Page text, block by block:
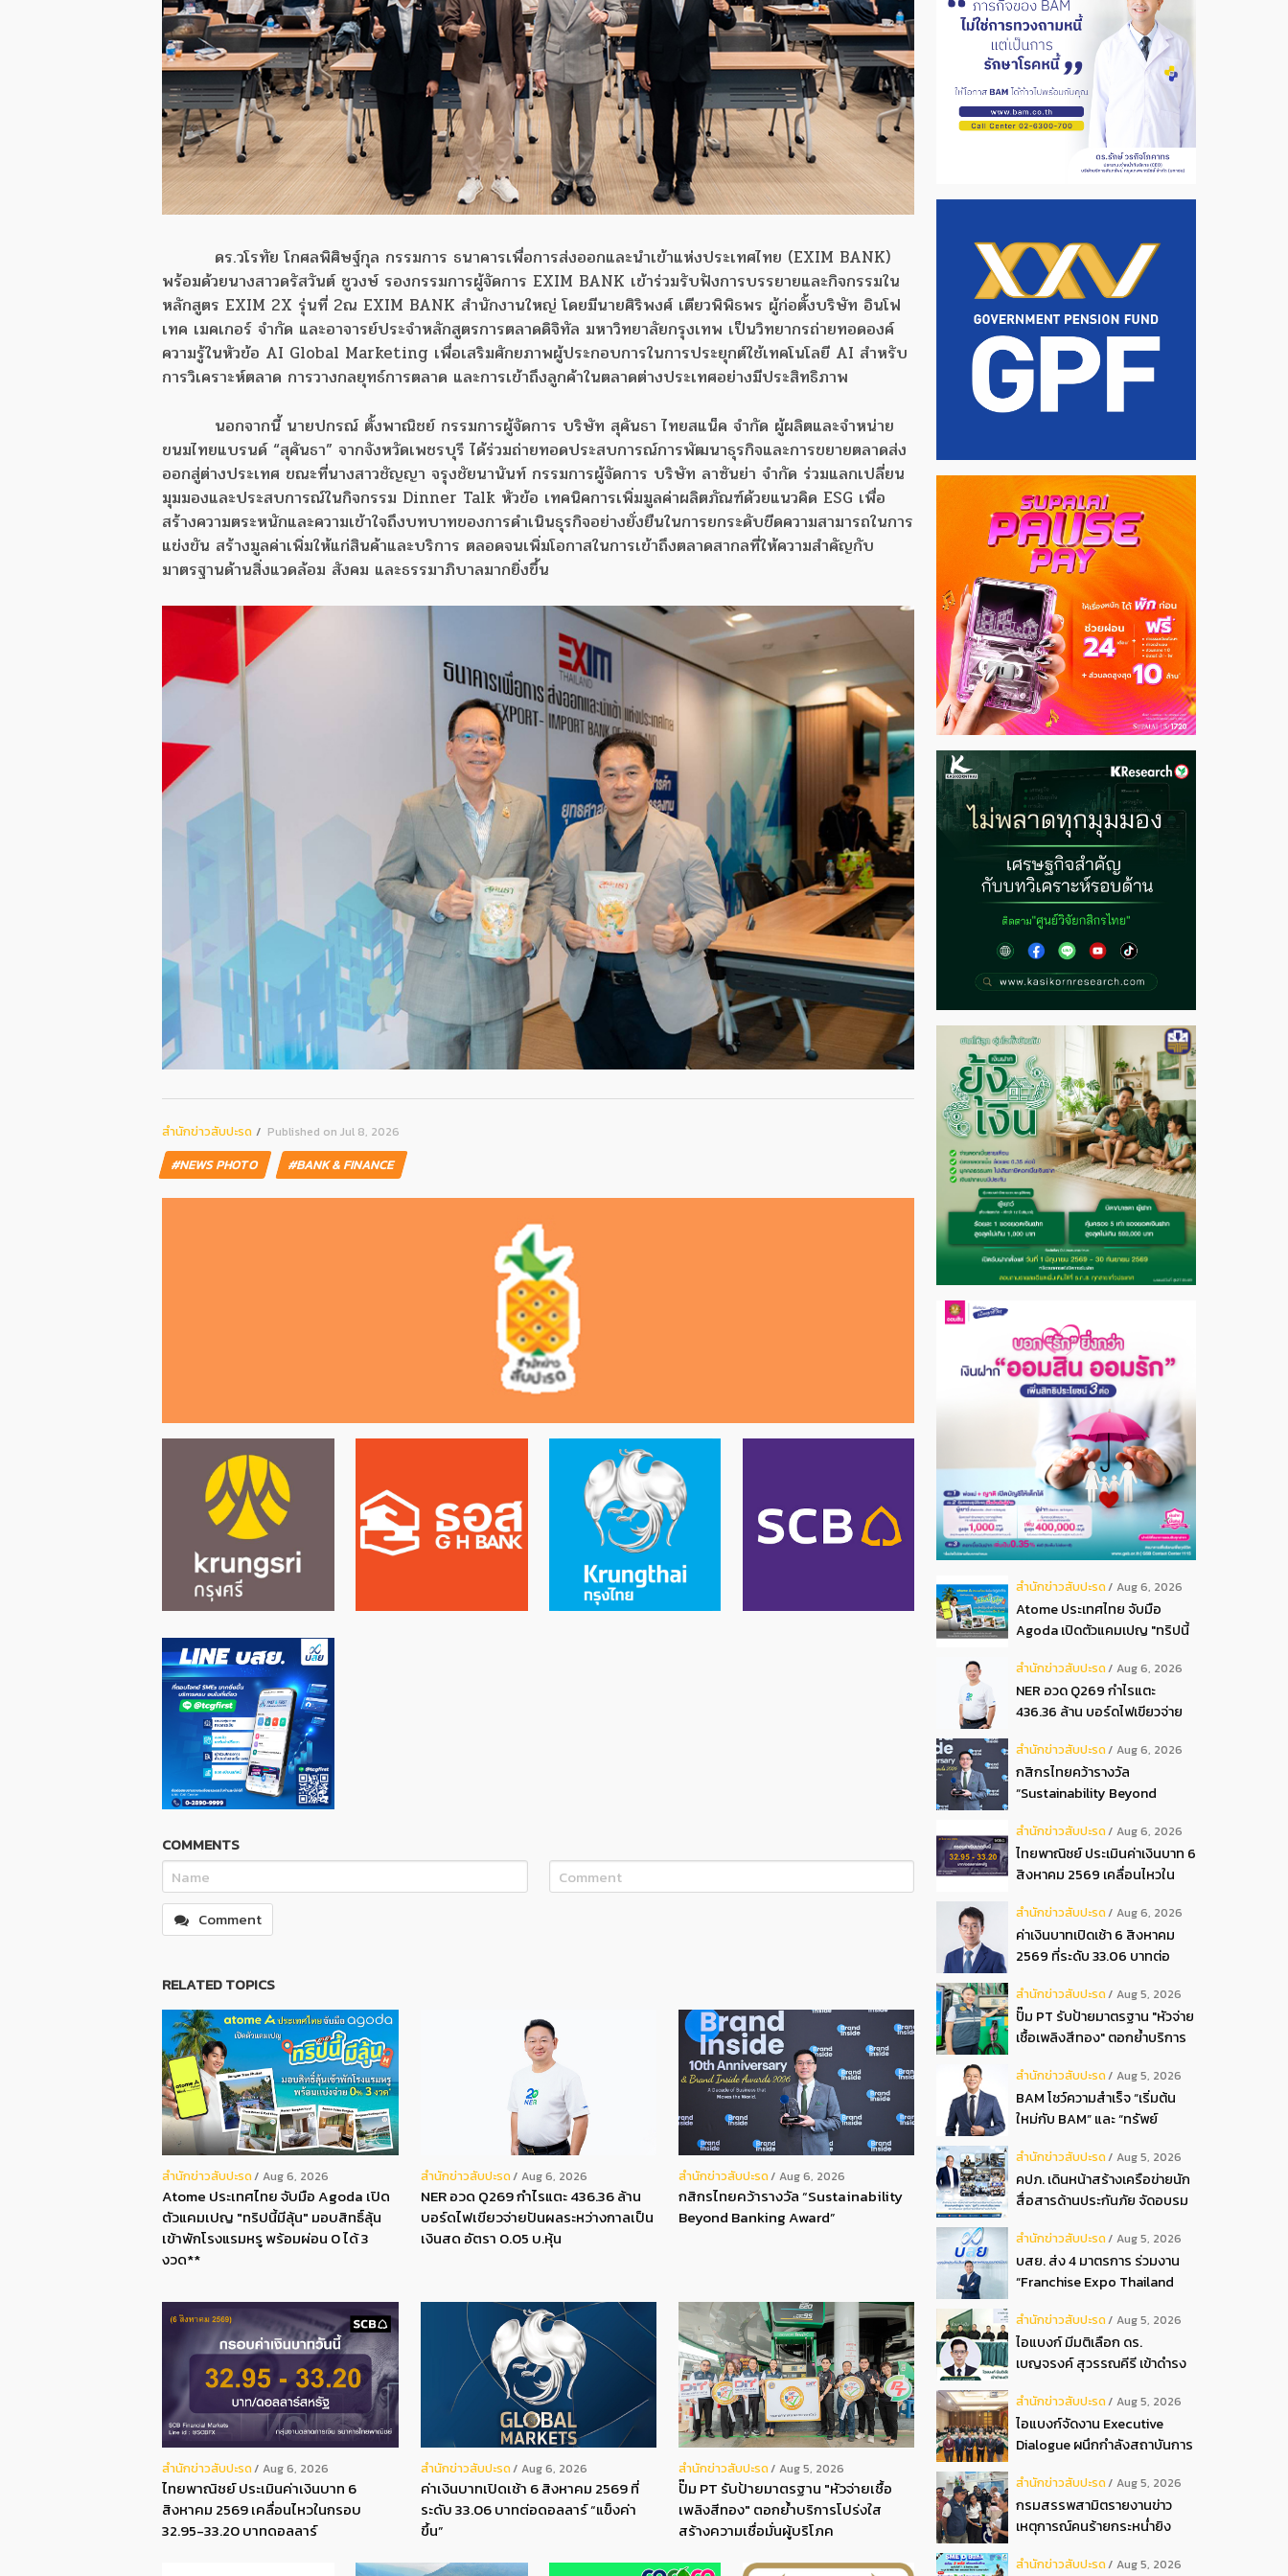
ดร.วโรทัย โกศลพิศิษฐ์กุล กรรมการ ธนาคารเพื่อการส่งออกและนำเข้าแห่งประเทศไทย (EXIM BANK)
พร้อมด้วยนางสาวดรัสวันต์ ชูวงษ์ รองกรรมการผู้จัดการ EXIM BANK เข้าร่วมรับฟังการบรรยายและกิจกรรมใน
หลักสูตร EXIM 2X รุ่นที่ 2ณ EXIM BANK สำนักงานใหญ่ โดยมีนายศิริพงศ์ เตียวพิพิธพร ผู้ก่อตั้งบริษัท อินโฟ
เทค เมคเกอร์ จำกัด และอาจารย์ประจำหลักสูตรการตลาดดิจิทัล มหาวิทยาลัยกรุงเทพ เป็นวิทยากรถ่ายทอดองค์
ความรู้ในหัวข้อ AI Global Marketing เพื่อเสริมศักยภาพผู้ประกอบการในการประยุกต์ใช้เทคโนโลยี AI สำหรับ
การวิเคราะห์ตลาด การวางกลยุทธ์การตลาด และการเข้าถึงลูกค้าในตลาดต่างประเทศอย่างมีประสิทธิภาพ
นอกจากนี้ นายปกรณ์ ตั้งพาณิชย์ กรรมการผู้จัดการ บริษัท สุคันธา ไทยสแน็ค จำกัด ผู้ผลิตและจำหน่าย
ขนมไทยแบรนด์ “สุคันธา” จากจังหวัดเพชรบุรี ได้ร่วมถ่ายทอดประสบการณ์การพัฒนาธุรกิจและการขยายตลาดส่ง
ออกสู่ต่างประเทศ ขณะที่นางสาวชัญญา จรุงชัยนานันท์ กรรมการผู้จัดการ บริษัท ลาซันย่า จำกัด ร่วมแลกเปลี่ยน
มุมมองและประสบการณ์ในกิจกรรม Dinner Talk หัวข้อ เทคนิคการเพิ่มมูลค่าผลิตภัณฑ์ด้วยแนวคิด ESG เพื่อ
สร้างความตระหนักและความเข้าใจถึงบทบาทของการดำเนินธุรกิจอย่างยั่งยืนในการยกระดับขีดความสามารถในการ
แข่งขัน สร้างมูลค่าเพิ่มให้แก่สินค้าและบริการ ตลอดจนเพิ่มโอกาสในการเข้าถึงตลาดสากลที่ให้ความสำคัญกับ
มาตรฐานด้านสิ่งแวดล้อม สังคม และธรรมาภิบาลมากยิ่งขึ้น
สํานักข่าวสับปะรด Published on Jul 8, 2026
#NEWS PHOTO #BANK & FINANCE
COMMENTS
Comment
RELATED TOPICS
สํานักข่าวสับปะรด Aug 6, 2026
Atome ประเทศไทย จับมือ Agoda เปิด
ตัวแคมเปญ "ทริปนี้มีลุ้น" มอบสิทธิ์ลุ้น
เข้าพักโรงแรมหรู พร้อมผ่อน 0 ได้ 3
งวด**
สํานักข่าวสับปะรด Aug 6, 2026
NER อวด Q269 กำไรแตะ 436.36 ล้าน
บอร์ดไฟเขียวจ่ายปันผลระหว่างกาลเป็น
เงินสด อัตรา 0.05 บ.หุ้น
สํานักข่าวสับปะรด Aug 6, 2026
กสิกรไทยคว้ารางวัล “Sustainability
Beyond Banking Award”
สํานักข่าวสับปะรด Aug 6, 2026
ไทยพาณิชย์ ประเมินค่าเงินบาท 6
สิงหาคม 2569 เคลื่อนไหวในกรอบ
32.95-33.20 บาทดอลลาร์
สํานักข่าวสับปะรด Aug 6, 2026
ค่าเงินบาทเปิดเช้า 6 สิงหาคม 2569 ที่
ระดับ 33.06 บาทต่อดอลลาร์ “แข็งค่า
ขึ้น”
สํานักข่าวสับปะรด Aug 5, 2026
ปั๊ม PT รับป้ายมาตรฐาน "หัวจ่ายเชื้อ
เพลิงสีทอง" ตอกย้ำบริการโปร่งใส
สร้างความเชื่อมั่นผู้บริโภค
สํานักข่าวสับปะรด Aug 6, 2026
Atome ประเทศไทย จับมือ
Agoda เปิดตัวแคมเปญ "ทริปนี้
โรงแรมหรู พร้อมผ่อน 0 ได้ 3
งวด**
สํานักข่าวสับปะรด Aug 6, 2026
NER อวด Q269 กำไรแตะ
436.36 ล้าน บอร์ดไฟเขียวจ่าย
อัตรา 0.05 บ.หุ้น
สํานักข่าวสับปะรด Aug 6, 2026
กสิกรไทยคว้ารางวัล
“Sustainability Beyond
สํานักข่าวสับปะรด Aug 6, 2026
ไทยพาณิชย์ ประเมินค่าเงินบาท 6
สิงหาคม 2569 เคลื่อนไหวใน
ดอลลาร์
สํานักข่าวสับปะรด Aug 6, 2026
ค่าเงินบาทเปิดเช้า 6 สิงหาคม
2569 ที่ระดับ 33.06 บาทต่อ
สํานักข่าวสับปะรด Aug 5, 2026
ปั๊ม PT รับป้ายมาตรฐาน "หัวจ่าย
เชื้อเพลิงสีทอง" ตอกย้ำบริการ
บริโภค
สํานักข่าวสับปะรด Aug 5, 2026
BAM โชว์ความสำเร็จ “เริ่มต้น
ใหม่กับ BAM” และ “ทรัพย์
2026
สํานักข่าวสับปะรด Aug 5, 2026
คปภ. เดินหน้าสร้างเครือข่ายนัก
สื่อสารด้านประกันภัย จัดอบรม
สํานักข่าวสับปะรด Aug 5, 2026
บสย. ส่ง 4 มาตรการ ร่วมงาน
“Franchise Expo Thailand
สํานักข่าวสับปะรด Aug 5, 2026
ไอแบงก์ มีมติเลือก ดร.
เบญจรงค์ สุวรรณคีรี เข้าดำรง
การประชุมวิสามัญผู้ถือหุ้น ครั้ง
ที่ 22569
สํานักข่าวสับปะรด Aug 5, 2026
ไอแบงก์จัดงาน Executive
Dialogue ผนึกกำลังสถาบันการ
ถ่ายทอดประสบการณ์กว่า 40 ปี
เตรียมความพร้อมองค์กรสู่การ
เป็นธนาคารอิสลามแห่งอนาคต
สํานักข่าวสับปะรด Aug 5, 2026
กรมสรรพสามิตรายงานข่าว
เหตุการณ์คนร้ายกระหน่ำยิง
ปัตตานี สาขามายอ
สํานักข่าวสับปะรด Aug 5, 2026